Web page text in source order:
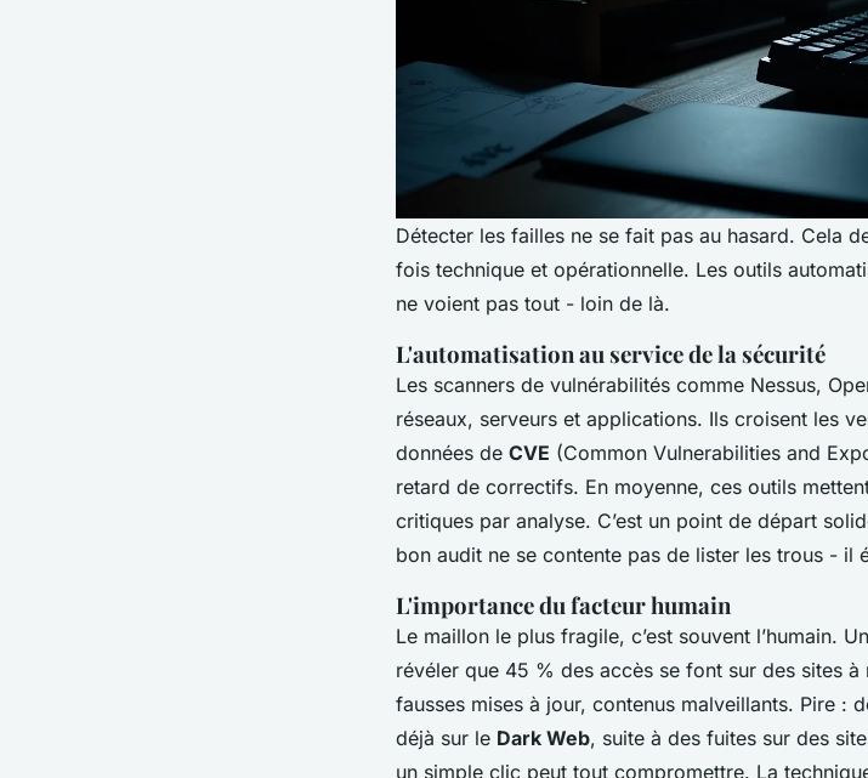
Détecter les failles ne se fait pas au hasard. Cela
fois technique et opérationnelle. Les outils
ne voient pas tout - loin de là.
L'automatisation au service de la sécurité
Les scanners de vulnérabilités comme Nessus,
réseaux, serveurs et applications. Ils croisent les
données de CVE (Common Vulnerabilities and
retard de correctifs. En moyenne, ces outils
critiques par analyse. C’est un point de départ
bon audit ne se contente pas de lister les trous - il
L'importance du facteur humain
Le maillon le plus fragile, c’est souvent l’humain.
révéler que 45 % des accès se font sur des sites
fausses mises à jour, contenus malveillants. Pire :
déjà sur le Dark Web, suite à des fuites sur des
un simple clic peut tout compromettre. La